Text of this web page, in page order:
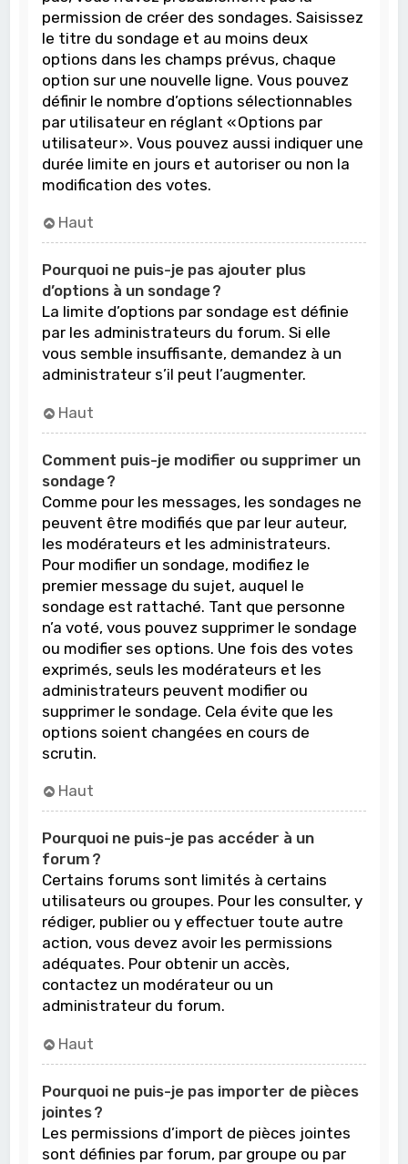
permission de créer des sondages. Saisissez
le titre du sondage et au moins deux
options dans les champs prévus, chaque
option sur une nouvelle ligne. Vous pouvez
définir le nombre d’options sélectionnables
par utilisateur en réglant « Options par
utilisateur ». Vous pouvez aussi indiquer une
durée limite en jours et autoriser ou non la
modification des votes.
Haut
Pourquoi ne puis-je pas ajouter plus
d’options à un sondage ?
La limite d’options par sondage est définie
par les administrateurs du forum. Si elle
vous semble insuffisante, demandez à un
administrateur s’il peut l’augmenter.
Haut
Comment puis-je modifier ou supprimer un
sondage ?
Comme pour les messages, les sondages ne
peuvent être modifiés que par leur auteur,
les modérateurs et les administrateurs.
Pour modifier un sondage, modifiez le
premier message du sujet, auquel le
sondage est rattaché. Tant que personne
n’a voté, vous pouvez supprimer le sondage
ou modifier ses options. Une fois des votes
exprimés, seuls les modérateurs et les
administrateurs peuvent modifier ou
supprimer le sondage. Cela évite que les
options soient changées en cours de
scrutin.
Haut
Pourquoi ne puis-je pas accéder à un
forum ?
Certains forums sont limités à certains
utilisateurs ou groupes. Pour les consulter, y
rédiger, publier ou y effectuer toute autre
action, vous devez avoir les permissions
adéquates. Pour obtenir un accès,
contactez un modérateur ou un
administrateur du forum.
Haut
Pourquoi ne puis-je pas importer de pièces
jointes ?
Les permissions d’import de pièces jointes
sont définies par forum, par groupe ou par